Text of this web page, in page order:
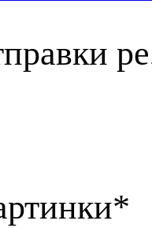
*